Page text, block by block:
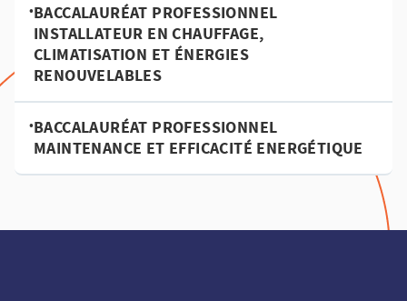
•BACCALAURÉAT PROFESSIONNEL
INSTALLATEUR EN CHAUFFAGE,
CLIMATISATION ET ÉNERGIES
RENOUVELABLES
•BACCALAURÉAT PROFESSIONNEL
MAINTENANCE ET EFFICACITÉ ENERGÉTIQUE